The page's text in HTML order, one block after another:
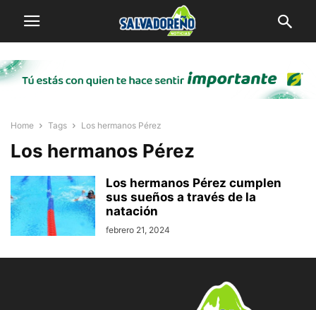
Home Tags Los hermanos Pérez
Los hermanos Pérez
Los hermanos Pérez cumplen
sus sueños a través de la
natación
febrero 21, 2024